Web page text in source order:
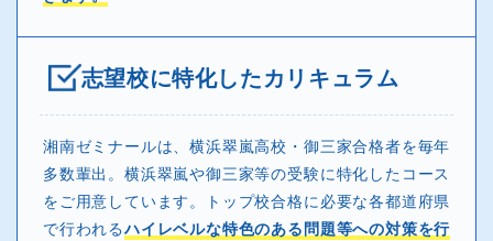
志望校に特化したカリキュラム
湘南ゼミナールは、横浜翠嵐高校・御三家合格者を毎年
多数輩出。横浜翠嵐や御三家等の受験に特化したコース
をご用意しています。トップ校合格に必要な各都道府県
で行われるハイレベルな特色のある問題等への対策を行